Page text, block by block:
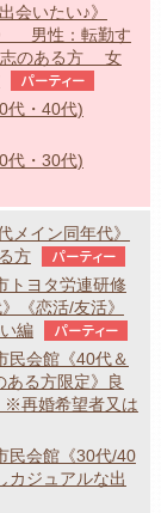
会いたい♪》
》 男性：転勤す
志のある方 女
パーティー
代・40代)
代・30代)
メイン同年代》
方
パーティー
トヨタ労連研修
《恋活/友活》
編
パーティー
民会館《40代＆
る方限定》良
再婚希望者又は
民会館《30代/40
カジュアルな出